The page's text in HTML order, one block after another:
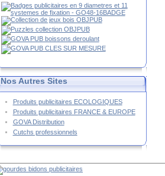
Nos Autres Sites
Produits publicitaires ECOLOGIQUES
Produits publicitaires FRANCE & EUROPE
GOVA Distribution
Cutchs professionnels